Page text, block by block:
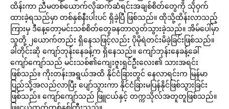
ထိန်းကာ ညီမတစ်ယောက်လိုဆက်ဆံရင်းအချစ်စိတ်တွေကို သိုဝှက်
ထားခဲ့ရသည်မှာ တစ်နှစ်နီးပါးပင် ရှိခဲ့ပြီ ဖြစ်သည်။ ထိုသို့ထိန်းလာသည့်
ကြားမှ ဒီနေ့တော့မင်းသစ်စိတ်တွေခနတာလွတ်သွားခဲ့သည်။ အိမ်ပေါ်မှာ
သူတို့ ၂ယောက်တည်း ရှိနေသဖြင့်လည်း ပိုမိုရဲတင်းမိခဲ့ခြင်းဖြစ်သည်။
ခါတိုင်းဆို ကျော်ဘုန်းနေခန့်က ရှိနေသည်။ ကျော်ဘုန်းနေခန့်ခေါ်
ကျော်ကျော်သည် မင်းသစ်၏ကျေးဇူးရှင်ဦးလေး၏ သားအရင်း
ဖြစ်သည်။ ကိုးတန်းအရွယ်အထိ နိုင်ငံခြားတွင် နေလာရင်းက မြန်မာ
ပြည်သို့အလည်လာပြီး ပျော်သွားကာ နိုင်ငံခြားမပြန်နိုင်ဖြစ်သွားခြင်း
ဖြစ်သည်။ ကျော်ကျော်သည် ဖြူငယ်နှင့် တက္ကသိုလ်အတူတူဖြစ်သည်။